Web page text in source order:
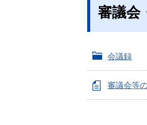
審議会
会議録
審議会等